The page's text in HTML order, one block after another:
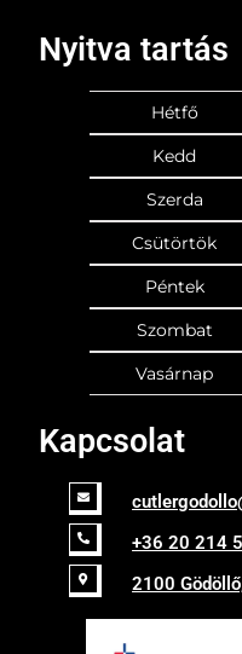
Nyitva tartás
Hétfő
Kedd
Szerda
Csütörtök
Péntek
Szombat
Vasárnap
Kapcsolat
+36 20 214
2100